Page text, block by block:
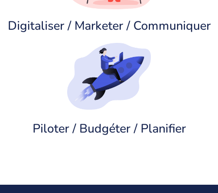
Digitaliser / Marketer / Communiquer
Piloter / Budgéter / Planifier